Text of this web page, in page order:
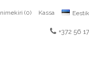
(0) Kassa
+372 56